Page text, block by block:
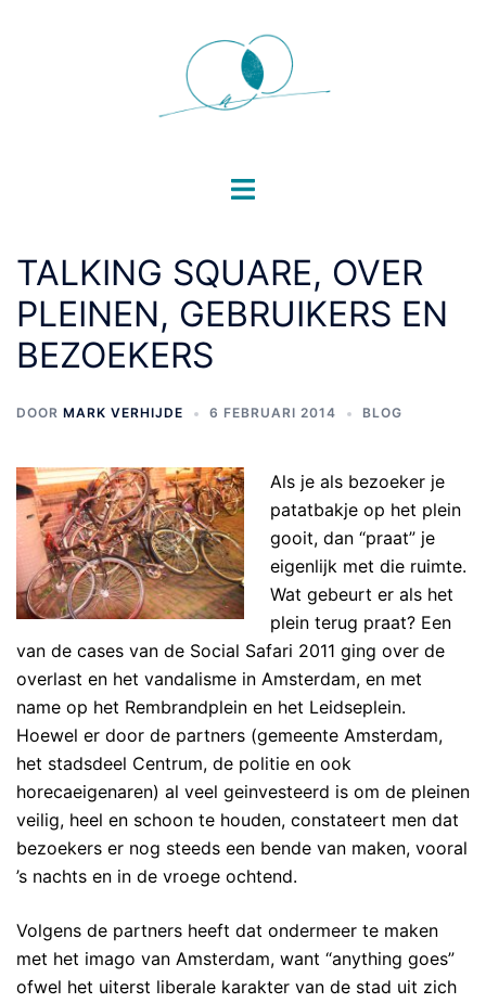
Toggle
TALKING SQUARE, OVER
PLEINEN, GEBRUIKERS EN
BEZOEKERS
DOOR MARK VERHIJDE 6 FEBRUARI 2014 BLOG
Als je als bezoeker je
patatbakje op het plein
gooit, dan “praat” je
eigenlijk met die ruimte.
Wat gebeurt er als het
plein terug praat? Een
van de cases van de Social Safari 2011 ging over de
overlast en het vandalisme in Amsterdam, en met
name op het Rembrandplein en het Leidseplein.
Hoewel er door de partners (gemeente Amsterdam,
het stadsdeel Centrum, de politie en ook
horecaeigenaren) al veel geinvesteerd is om de pleinen
veilig, heel en schoon te houden, constateert men dat
bezoekers er nog steeds een bende van maken, vooral
’s nachts en in de vroege ochtend.
Volgens de partners heeft dat ondermeer te maken
met het imago van Amsterdam, want “anything goes”
ofwel het uiterst liberale karakter van de stad uit zich